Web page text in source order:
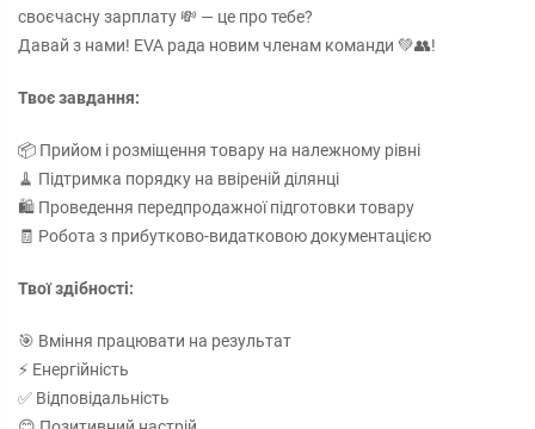
своєчасну зарплату 💸 — це про тебе?
Давай з нами! EVA рада новим членам команди 💚👥!
Твоє завдання:
📦 Прийом і розміщення товару на належному рівні
🧹 Підтримка порядку на ввіреній ділянці
🛍️ Проведення передпродажної підготовки товару
🧾 Робота з прибутково-видатковою документацією
Твої здібності:
🎯 Вміння працювати на результат
⚡ Енергійність
✅ Відповідальність